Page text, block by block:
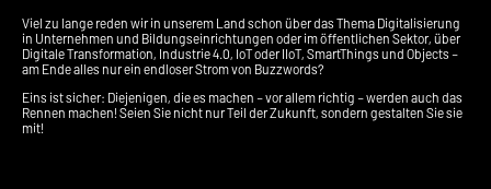
Viel zu lange reden wir in unserem Land schon über das Thema Digitalisierung
in Unternehmen und Bildungseinrichtungen oder im öffentlichen Sektor, über
Digitale Transformation, Industrie 4.0, IoT oder IIoT, SmartThings und Objects –
am Ende alles nur ein endloser Strom von Buzzwords?
Eins ist sicher: Diejenigen, die es machen – vor allem richtig – werden auch das
Rennen machen! Seien Sie nicht nur Teil der Zukunft, sondern gestalten Sie sie
mit!